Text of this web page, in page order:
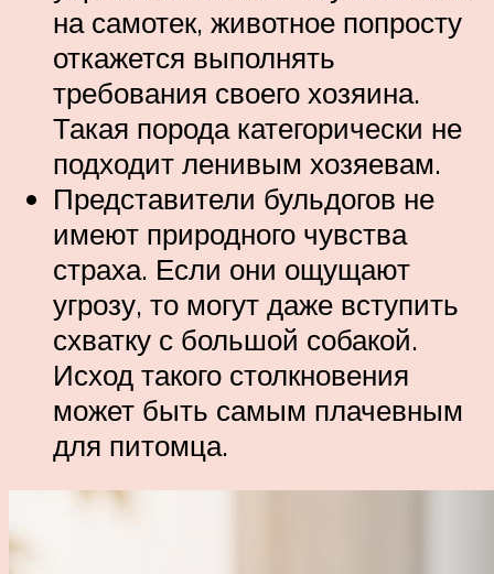
на самотек, животное попросту
откажется выполнять
требования своего хозяина.
Такая порода категорически не
подходит ленивым хозяевам.
Представители бульдогов не
имеют природного чувства
страха. Если они ощущают
угрозу, то могут даже вступить
схватку с большой собакой.
Исход такого столкновения
может быть самым плачевным
для питомца.